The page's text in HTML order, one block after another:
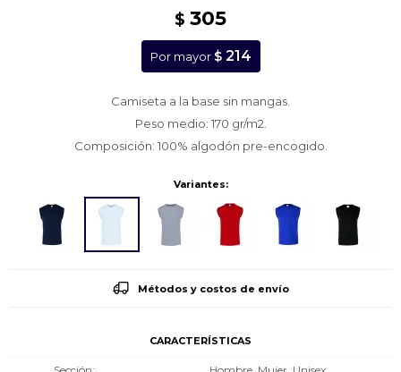
$ 305
Por mayor $ 214
Camiseta a la base sin mangas.
Peso medio: 170 gr/m2.
Composición: 100% algodón pre-encogido.
Variantes:
Métodos y costos de envío
CARACTERÍSTICAS